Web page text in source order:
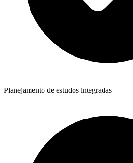
Planejamento de estudos integradas